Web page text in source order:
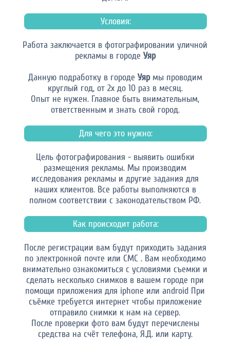
Условия:
Работа заключается в фотографировании уличной
рекламы в городе Уяр
Данную подработку в городе Уярмы проводим
круглый год, от 2х до 10 раз в месяц.
Опыт не нужен. Главное быть внимательным,
ответственным и знать свой город.
Для чего это нужно:
Цель фотографирования - выявить ошибки
размещения рекламы. Мы производим
исследования рекламы и другие задания для
наших клиентов. Все работы выполняются в
полном соответствии с законодательством РФ.
Как происходит работа:
После регистрации вам будут приходить задания
по электронной почте или СМС . Вам необходимо
внимательно ознакомиться с условиями съемки и
сделать несколько снимков в вашем городе при
помощи приложения для iphone или android При
съёмке требуется интернет чтобы приложение
отправило снимки к нам на сервер.
После проверки фото вам будут перечислены
средства на счёт телефона, Я.Д. или карту.